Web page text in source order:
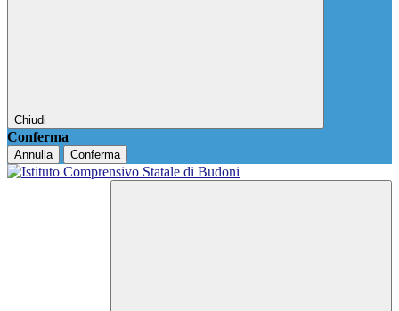
Chiudi
Conferma
Annulla Conferma